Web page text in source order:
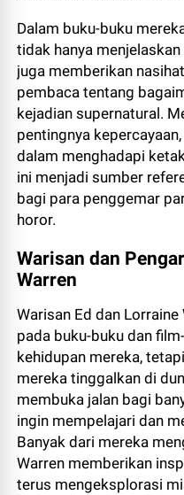
Dalam buku-buku
tidak hanya
juga memberikan
pembaca tentang
kejadian supernatural.
pentingnya
dalam menghadapi
ini menjadi sumber
bagi para penggemar
horor.
Warisan dan
Warren
Warisan Ed dan
pada buku-buku dan
kehidupan mereka,
mereka tinggalkan di
membuka jalan bagi
ingin mempelajari dan
Banyak dari mereka
Warren memberikan
terus mengeksplorasi